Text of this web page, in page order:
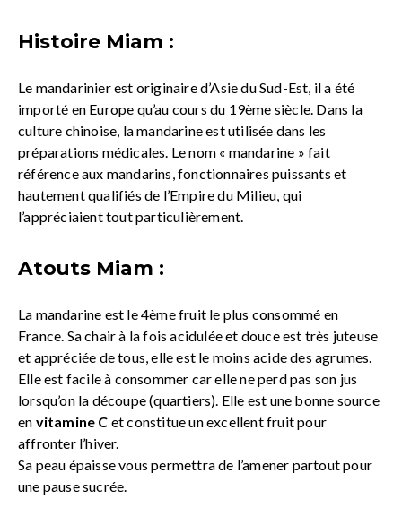
Histoire Miam :
Le mandarinier est originaire d’Asie du Sud-Est, il a été
importé en Europe qu’au cours du 19ème siècle. Dans la
culture chinoise, la mandarine est utilisée dans les
préparations médicales. Le nom « mandarine » fait
référence aux mandarins, fonctionnaires puissants et
hautement qualifiés de l’Empire du Milieu, qui
l’appréciaient tout particulièrement.
Atouts Miam :
La mandarine est le 4ème fruit le plus consommé en
France. Sa chair à la fois acidulée et douce est très juteuse
et appréciée de tous, elle est le moins acide des agrumes.
Elle est facile à consommer car elle ne perd pas son jus
lorsqu’on la découpe (quartiers). Elle est une bonne source
en vitamine C et constitue un excellent fruit pour
affronter l’hiver.
Sa peau épaisse vous permettra de l’amener partout pour
une pause sucrée.